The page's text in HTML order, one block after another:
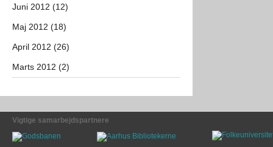
Juni 2012 (12)
Maj 2012 (18)
April 2012 (26)
Marts 2012 (2)
Vigtige samarbejdspartnere